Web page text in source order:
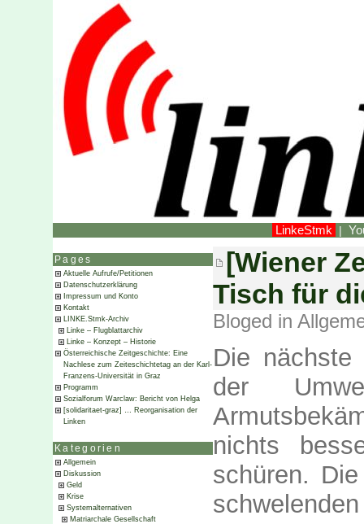
LinkeStmk |
Pages
Aktuelle Aufrufe/Petitionen
Datenschutzerklärung
Impressum und Konto
Kontakt
LINKE.Stmk-Archiv
Linke – Flugblattarchiv
Linke – Konzept – Historie
Österreichische Zeitgeschichte: Eine
Nachlese zum Zeiteschichtetag an der Karl-
Franzens-Universität in Graz
Programm
Sozialforum Warclaw: Bericht von Helga
[solidaritaet-graz] … Reorganisation der
Linken
Kategorien
Allgemein
Diskussion
Geld
Krise
Systemalternativen
Matriarchale Gesellschaft
[Wiener
Tisch für
Bloged in
Die
der
nichts
schüren.